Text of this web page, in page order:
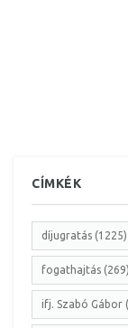
CÍMKÉK
díjugratás (1225)
fogathajtás (269)
ifj. Szabó Gábor